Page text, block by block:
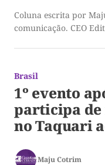
Coluna escrita por
comunicação. CEO
Brasil
1º evento
participa de
no Taquari
Maju Cotrim